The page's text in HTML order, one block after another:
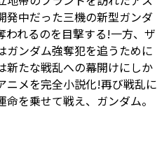
発中だった三機の新型ガンダ
われるのを目撃する!一方、ザ
ガンダム強奪犯を追うために
新たな戦乱への幕開けにしか
メを完全小説化!再び戦乱に
を乗せて戦え、ガンダム。